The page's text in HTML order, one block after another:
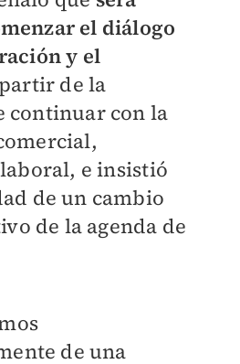
el diálogo
y el
de la
continuar con la
e insistió
de un cambio
de la agenda de
de una